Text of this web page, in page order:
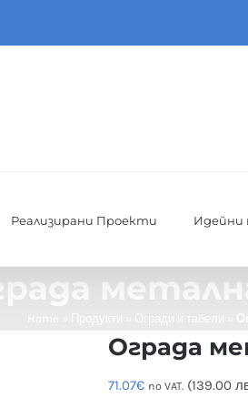
Реализирани Проекти Идейни
Ограда
71.07€ no VAT. (139.00